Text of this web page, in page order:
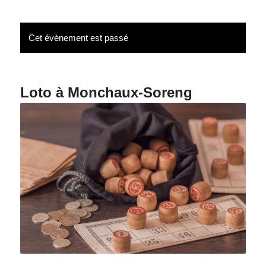
Cet évènement est passé
Loto à Monchaux-Soreng